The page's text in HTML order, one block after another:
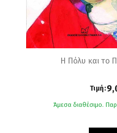
Η Πόλυ και το
Τιμή:
Άμεσα διαθέσιμο.